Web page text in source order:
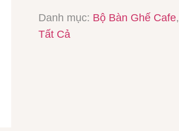
Danh mục: Bộ Bàn Ghế Cafe,
Tất Cả